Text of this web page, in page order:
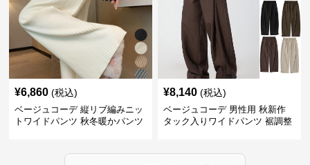
¥6,860 (税込)
ベージュコーデ 縦リブ編みニッ
トワイドパンツ 秋冬暖かパンツ
¥8,140 (税込)
ベージュコーデ 男性用 秋新作
タック入りワイドパンツ 裾調整